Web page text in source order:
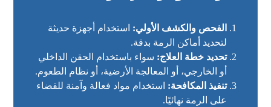
الفحص والكشف الأولي: استخدام أجهزة حديثة
لتحديد أماكن الرمة بدقة.
تحديد خطة العلاج: سواء باستخدام الحقن الداخلي
أو الخارجي، أو المعالجة الأرضية، أو نظام الطعوم.
تنفيذ المكافحة: استخدام مواد فعالة وآمنة للقضاء
على الرمة نهائيًا.